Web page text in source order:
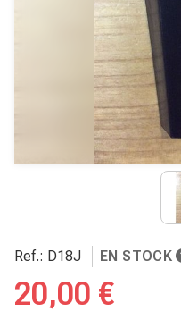
Ref.: D18J EN STOCK
20,00 €